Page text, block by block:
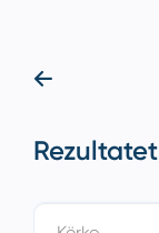
Rezultatet